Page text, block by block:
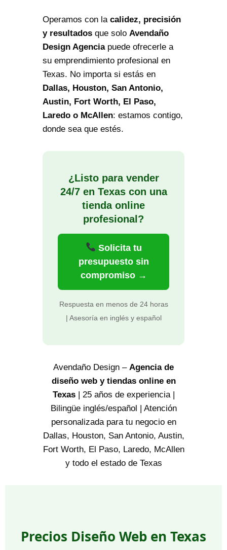
Operamos con la calidez, precisión
y resultados que solo Avendaño
Design Agenciapuede ofrecerle a
su emprendimiento profesional en
Texas. No importa si estás en
Dallas, Houston, San Antonio,
Austin, Fort Worth, El Paso,
Laredo o McAllen: estamos contigo,
donde sea que estés.
¿Listo para vender
24/7 en Texas con una
tienda online
profesional?
Solicita tu
presupuesto sin
compromiso →
Respuesta en menos de 24 horas
| Asesoría en inglés y español
Avendaño Design – Agencia de
diseño web y tiendas online en
Texas| 25 años de experiencia |
Bilingüe inglés/español | Atención
personalizada para tu negocio en
Dallas, Houston, San Antonio, Austin,
Fort Worth, El Paso, Laredo, McAllen
y todo el estado de Texas
Precios Diseño Web en Texas